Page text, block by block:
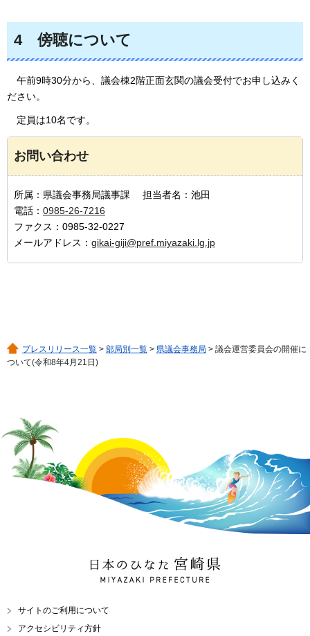
4 傍聴について
午前9時30分から、議会棟2階正面玄関の議会受付でお申し込みく
ださい。
定員は10名です。
お問い合わせ
所属：県議会事務局議事課 担当者名：池田
電話： 0985-26-7216
ファクス：0985-32-0227
メールアドレス： gikai-giji@pref.miyazaki.lg.jp
プレスリリース一覧 > 部局別一覧 > 県議会事務局 > 議会運営委員会の開催に
ついて(令和8年4月21日)
日本のひなた 宮崎県
MIYAZAKI PREFECTURE
サイトのご利用について
アクセシビリティ方針